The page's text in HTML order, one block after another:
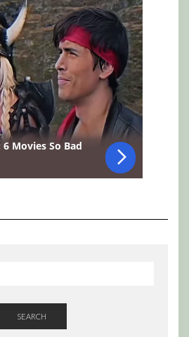
SEARCH